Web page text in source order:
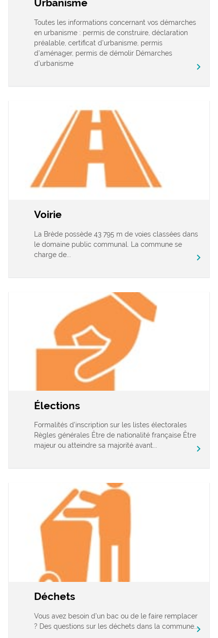
Urbanisme
Toutes les informations concernant vos démarches
en urbanisme : permis de construire, déclaration
préalable, certificat d’urbanisme, permis
d’aménager, permis de démolir Démarches
d’urbanisme
chevron_right
Voirie
La Brède possède 43 795 m de voies classées dans
le domaine public communal. La commune se
charge de...
chevron_right
Élections
Formalités d’inscription sur les listes électorales
Règles générales Être de nationalité française Être
majeur ou atteindre sa majorité avant...
chevron_right
Déchets
Vous avez besoin d’un bac ou de le faire remplacer
? Des questions sur les déchets dans la commune...
chevron_right